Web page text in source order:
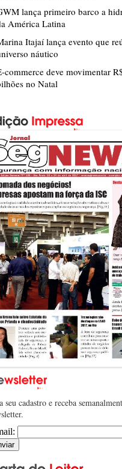
lança primeiro barco a
América Latina
Itajaí lança evento que
náutico
commerce deve movimentar
no Natal
seu cadastro e receba